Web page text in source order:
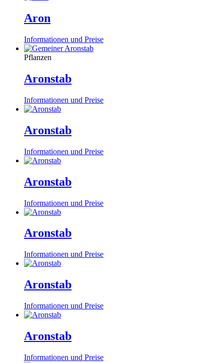
Aron
Informationen und Preise
Pflanzen
Aronstab
Informationen und Preise
Aronstab
Informationen und Preise
Aronstab
Informationen und Preise
Aronstab
Informationen und Preise
Aronstab
Informationen und Preise
Aronstab
Informationen und Preise